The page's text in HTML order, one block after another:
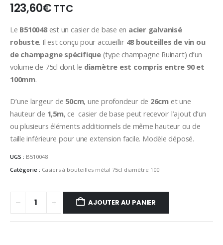
123,60€ TTC
Le B510048est un casier de base en acier galvanisé
robuste. Il est conçu pour accueillir 48 bouteilles de vin ou
de champagne spécifique(type champagne Ruinart) d’un
volume de 75cl dont le diamètre est compris entre 90 et
100mm.
D’une largeur de 50cm, une profondeur de 26cmet une
hauteur de 1,5m, ce casier de base peut recevoir l’ajout d’un
ou plusieurs éléments additionnels de même hauteur ou de
taille inférieure pour une extension facile. Modèle déposé.
UGS : B510048
Catégorie : Casiers à bouteilles métal 75cl diamètre 100
AJOUTER AU PANIER